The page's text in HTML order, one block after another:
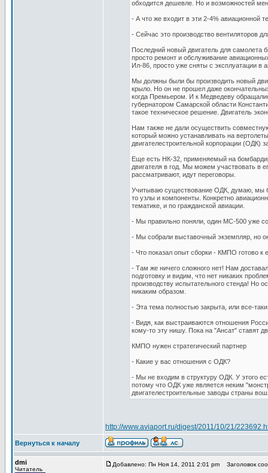
обходится дешевле. Но и возможностей
- А что же входит в эти 2-4% авиационной
- Сейчас это производство вентиляторов
Последний новый двигатель для
просто ремонт и обслуживание
Ил-86, просто уже сняты с эксплуатации
Мы должны были бы производить новый
крыло. Но он не прошел даже
когда Премьером. И к Медведеву
губернатором Самарской области
такое техническое решение. Двигатель
Нам также не дали осуществить
который можно устанавливать на
двигателестроительной корпорации (ОДК)
Еще есть НК-32, применяемый на
двигателя в год. Мы можем участвовать в
рассматривают, идут переговоры.
Учитываю существование ОДК, думаю, мы
то узлы и компоненты. Конкретно
тематике, и по гражданской авиации.
- Мы правильно поняли, один МС-500 уже
- Мы собрали выставочный экземпляр, но
- Что показал опыт сборки - КМПО готово к
- Там же ничего сложного нет! Нам
подготовку и видим, что нет никаких
производству испытательного стенда! Но
никаким образом.
- Эта тема полностью закрыта, или все-
- Видя, как выстраиваются отношения
кому-то эту нишу. Пока на "Ансат" ставят
КМПО нужен стратегический партнер
- Какие у вас отношения с ОДК?
- Мы не входим в структуру ОДК. У этого
потому что ОДК уже является неким
двигателестроительные заводы страны
http://www.aviaport.ru/digest/2011/10/21/
Вернуться к началу
dmi
Читатель
Добавлено: Пн Ноя 14, 2011 2:01 pm Заголовок